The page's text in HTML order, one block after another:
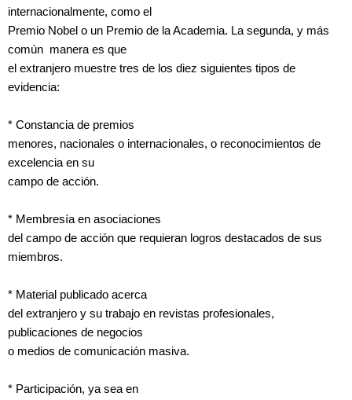
internacionalmente, como el
Premio Nobel o un Premio de la Academia. La segunda, y más
común manera es que
el extranjero muestre tres de los diez siguientes tipos de
evidencia:
* Constancia de premios
menores, nacionales o internacionales, o reconocimientos de
excelencia en su
campo de acción.
* Membresía en asociaciones
del campo de acción que requieran logros destacados de sus
miembros.
* Material publicado acerca
del extranjero y su trabajo en revistas profesionales,
publicaciones de negocios
o medios de comunicación masiva.
* Participación, ya sea en